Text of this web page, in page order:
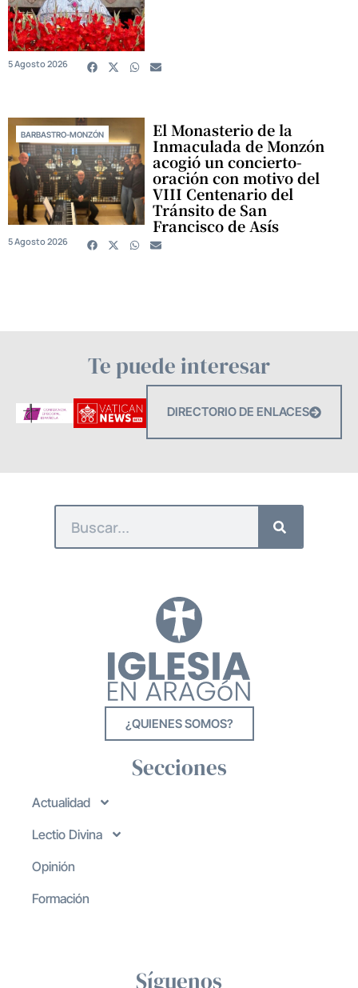
5 Agosto 2026
BARBASTRO-MONZÓN El Monasterio de la
Inmaculada de Monzón
acogió un concierto-
oración con motivo del
VIII Centenario del
Tránsito de San
Francisco de Asís
5 Agosto 2026
Te puede interesar
DIRECTORIO DE ENLACES
¿QUIENES SOMOS?
Secciones
Actualidad
Lectio Divina
Opinión
Formación
Síguenos